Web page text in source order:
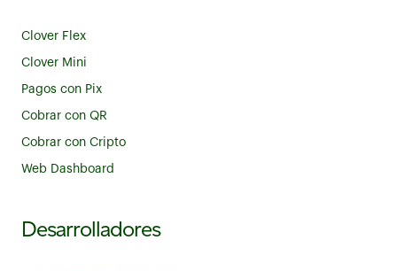
Clover Flex
Clover Mini
Pagos con Pix
Cobrar con QR
Cobrar con Cripto
Web Dashboard
Desarrolladores